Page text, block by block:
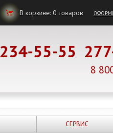
В корзине: 0товаров
234-55-55
8
СЕРВИС